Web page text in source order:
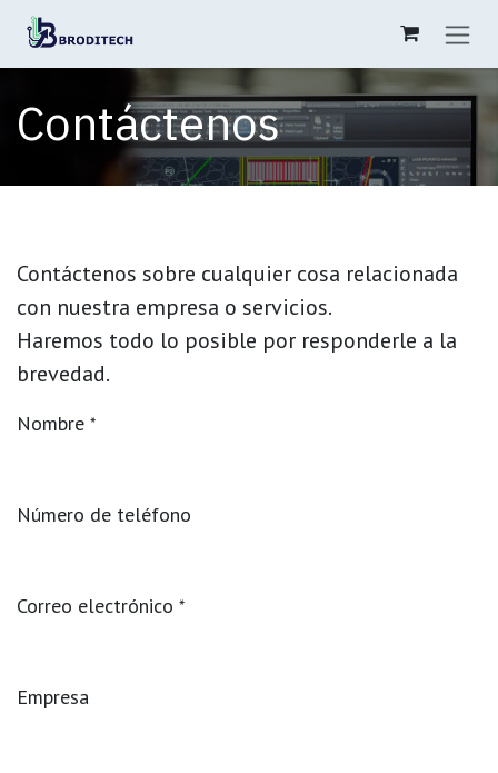
Ir al contenido
Contáctenos
Contáctenos sobre cualquier cosa relacionada
con nuestra empresa o servicios.
Haremos todo lo posible por responderle a la
brevedad.
Nombre *
Número de teléfono
Correo electrónico *
Empresa